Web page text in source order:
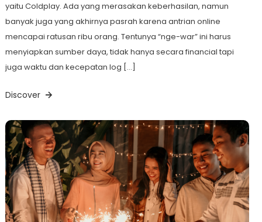
yaitu Coldplay. Ada yang merasakan keberhasilan, namun
banyak juga yang akhirnya pasrah karena antrian online
mencapai ratusan ribu orang. Tentunya “nge-war” ini harus
menyiapkan sumber daya, tidak hanya secara financial tapi
juga waktu dan kecepatan log […]
Discover